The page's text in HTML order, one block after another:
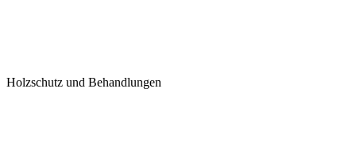
Holzschutz und Behandlungen